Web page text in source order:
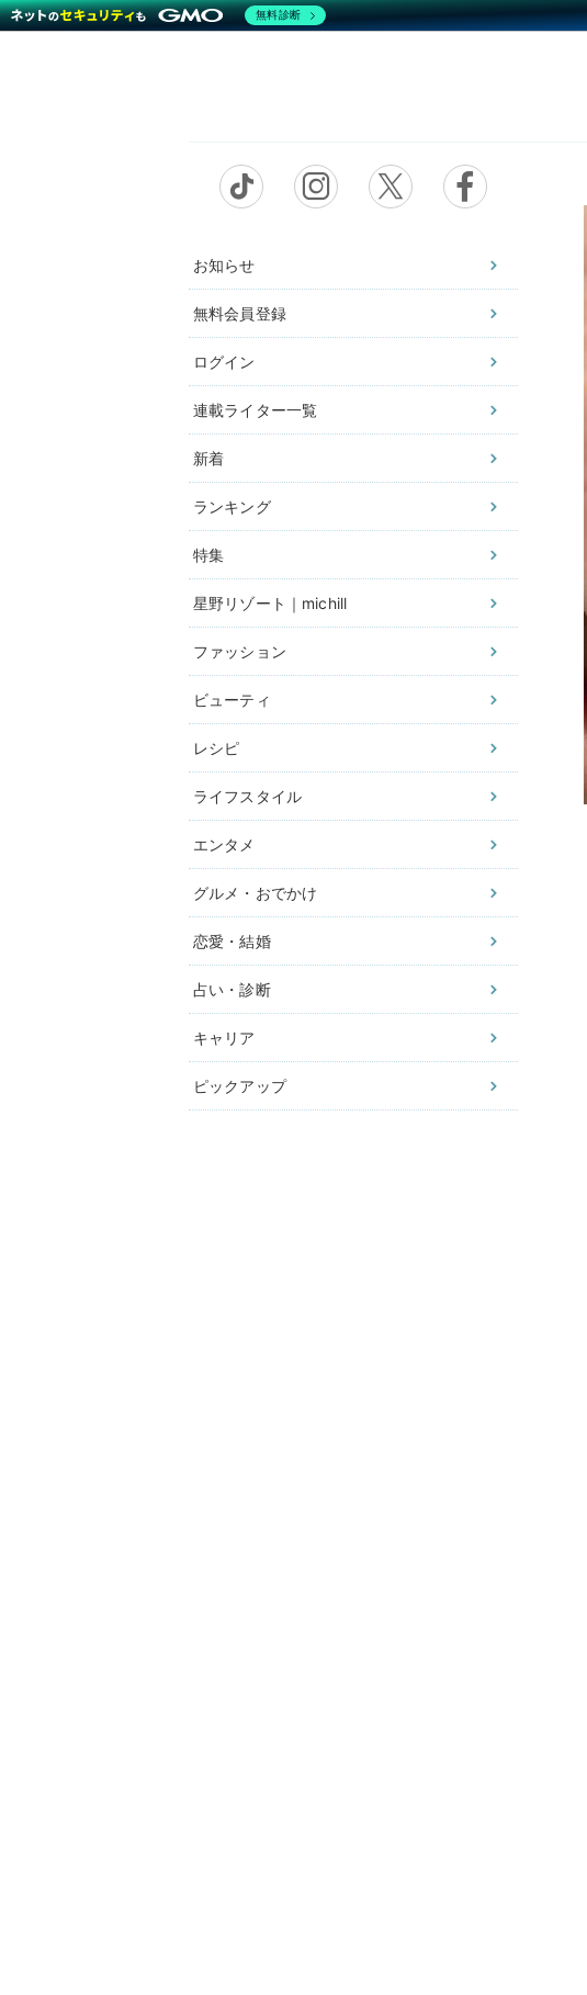
お知らせ
無料会員登録
ログイン
連載ライター一覧
新着
ランキング
特集
星野リゾート｜michill
ファッション
ビューティ
レシピ
ライフスタイル
エンタメ
グルメ・おでかけ
恋愛・結婚
占い・診断
キャリア
ピックアップ
無料診断